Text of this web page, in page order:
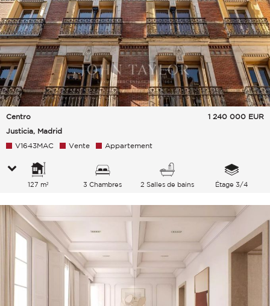
Centro
Justicia, Madrid
1 240 000 EUR
V1643MAC Vente Appartement
127 m² 3 Chambres 2 Salles de bains Étage 3/4